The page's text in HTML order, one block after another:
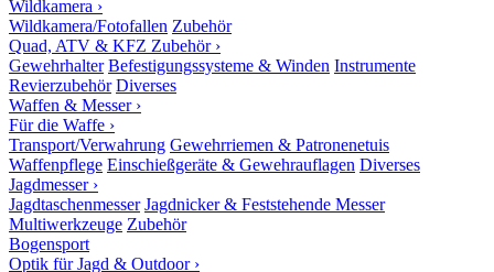
Wildkamera ›
Wildkamera/Fotofallen Zubehör
Quad, ATV & KFZ Zubehör ›
Gewehrhalter Befestigungssysteme & Winden Instrumente
Revierzubehör Diverses
Waffen & Messer ›
Für die Waffe ›
Transport/Verwahrung Gewehrriemen & Patronenetuis
Waffenpflege Einschießgeräte & Gewehrauflagen Diverses
Jagdmesser ›
Jagdtaschenmesser Jagdnicker & Feststehende Messer
Multiwerkzeuge Zubehör
Bogensport
Optik für Jagd & Outdoor ›